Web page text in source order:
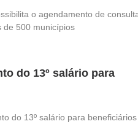
o agendamento de
de 500 municípios
do 13º salário para
do 13º salário para beneficiários